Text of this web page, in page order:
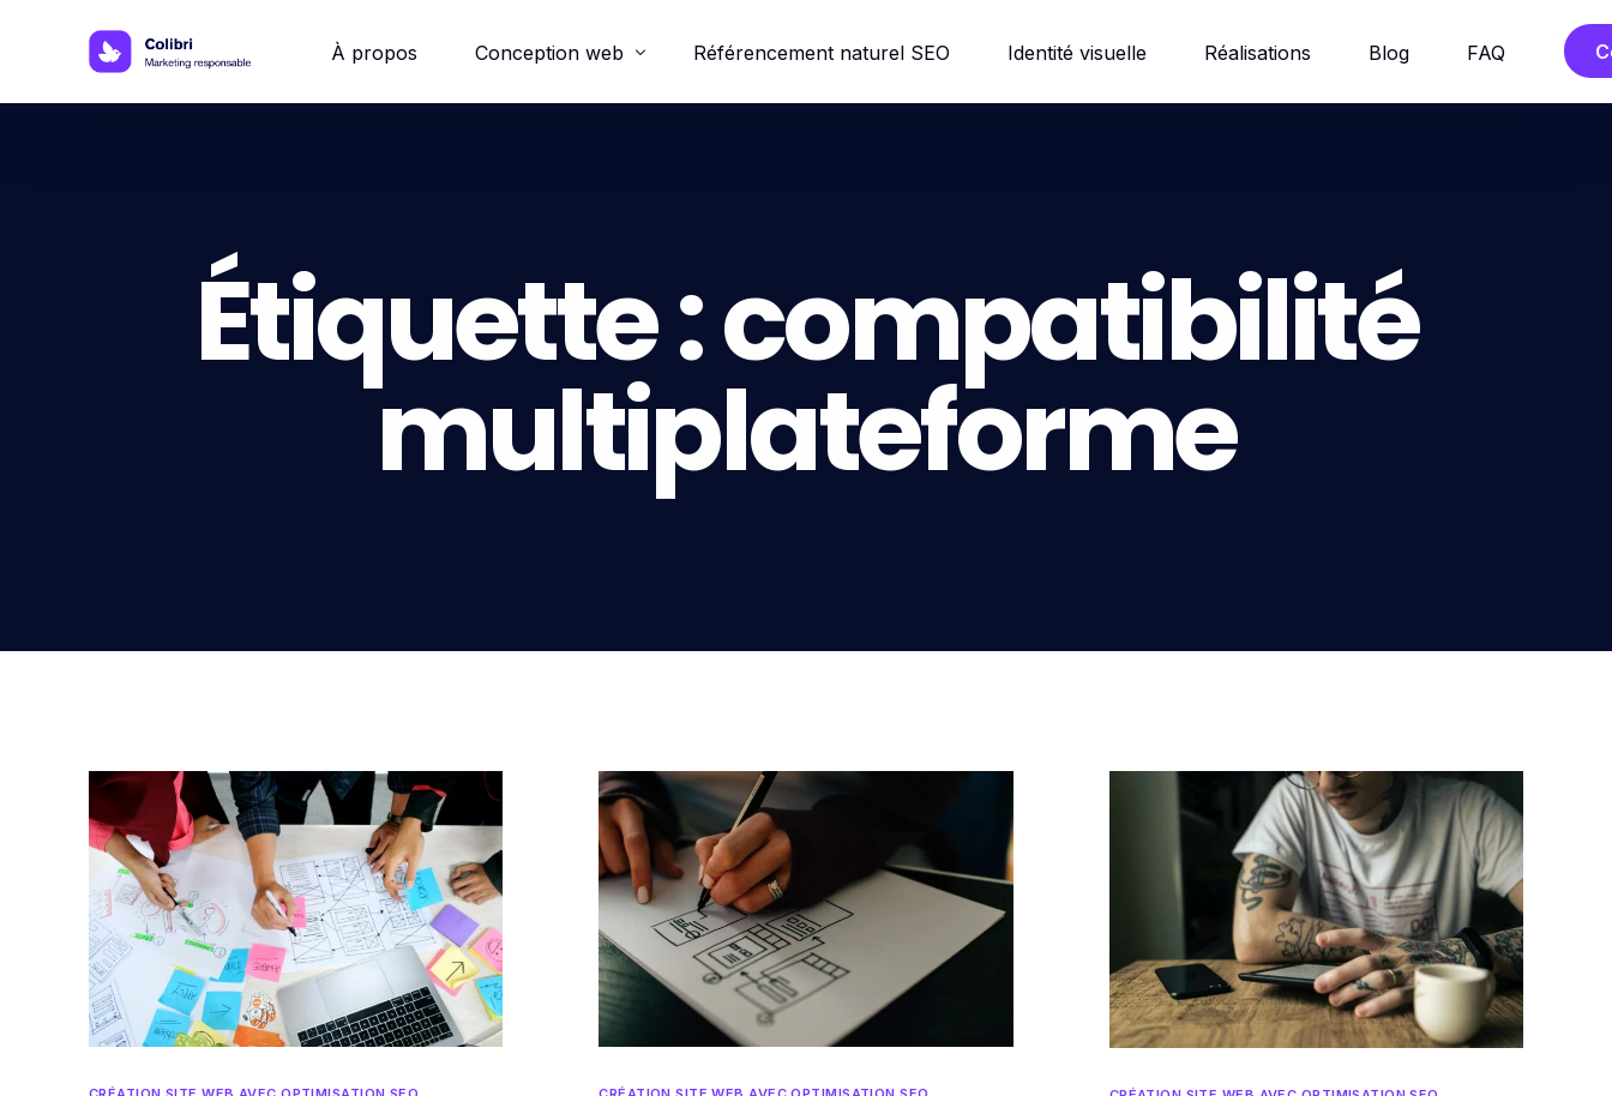
À propos Conception web Référencement naturel SEO Identité visuelle Réalisations Blog FAQ
Étiquette :compatibilité
multiplateforme